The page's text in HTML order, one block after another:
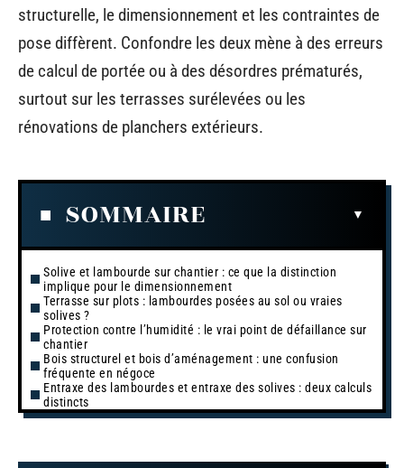
structurelle, le dimensionnement et les contraintes de
pose diffèrent. Confondre les deux mène à des erreurs
de calcul de portée ou à des désordres prématurés,
surtout sur les terrasses surélevées ou les
rénovations de planchers extérieurs.
SOMMAIRE
Solive et lambourde sur chantier : ce que la distinction
implique pour le dimensionnement
Terrasse sur plots : lambourdes posées au sol ou vraies
solives ?
Protection contre l’humidité : le vrai point de défaillance sur
chantier
Bois structurel et bois d’aménagement : une confusion
fréquente en négoce
Entraxe des lambourdes et entraxe des solives : deux calculs
distincts